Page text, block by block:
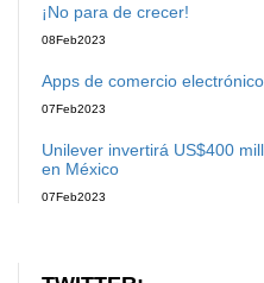
¡No para de crecer!
08Feb2023
Apps de comercio
07Feb2023
Unilever invertirá US$400
en México
07Feb2023